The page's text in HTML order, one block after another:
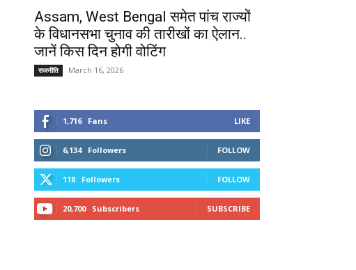
Assam, West Bengal समेत पांच राज्यों
के विधानसभा चुनाव की तारीखों का ऐलान..
जानें किस दिन होगी वोटिंग
राजनीति March 16, 2026
1,716 Fans LIKE
6,134 Followers FOLLOW
118 Followers FOLLOW
20,700 Subscribers SUBSCRIBE